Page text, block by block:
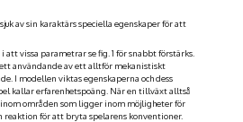
av sin karaktärs speciella egenskaper för att
att vissa parametrar se fig. 1 för snabbt förstärks.
användande av ett alltför mekanistiskt
I modellen viktas egenskaperna och dess
kallar erfarenhetspoäng. När en tillväxt alltså
områden som ligger inom möjligheter för
reaktion för att bryta spelarens konventioner.